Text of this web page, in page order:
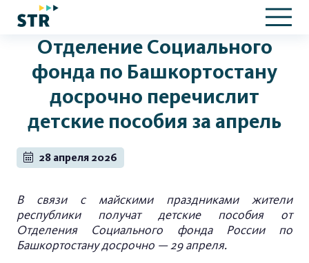
Отделение Социального
фонда по Башкортостану
досрочно перечислит
детские пособия за апрель
28 апреля 2026
В связи с майскими праздниками жители
республики получат детские пособия от
Отделения Социального фонда России по
Башкортостану досрочно — 29 апреля.